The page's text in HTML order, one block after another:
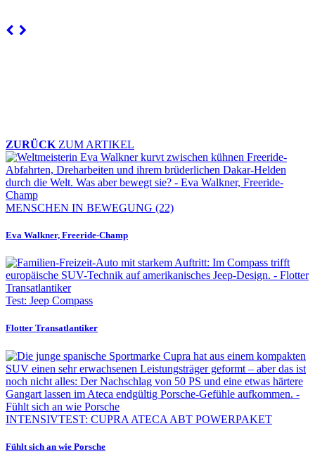
ZURÜCK ZUM ARTIKEL
MENSCHEN IN BEWEGUNG (22)
Eva Walkner, Freeride-Champ
Test: Jeep Compass
Flotter Transatlantiker
INTENSIVTEST: CUPRA ATECA ABT POWERPAKET
Fühlt sich an wie Porsche